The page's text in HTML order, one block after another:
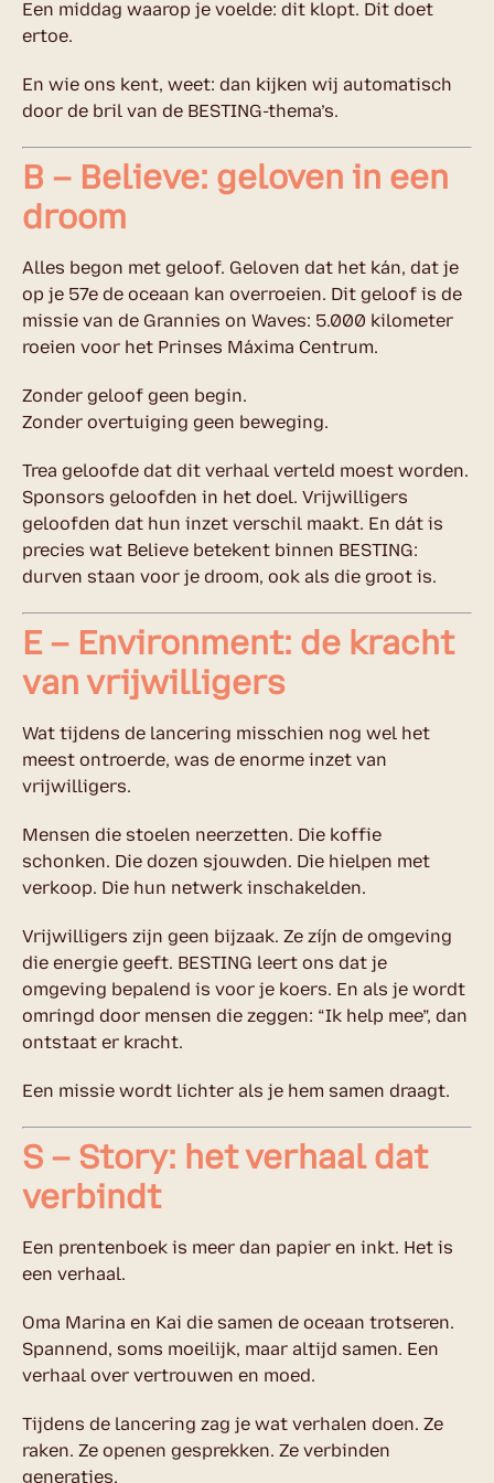
Een middag waarop je voelde: dit klopt. Dit doet
ertoe.
En wie ons kent, weet: dan kijken wij automatisch
door de bril van de BESTING-thema’s.
B – Believe: geloven in een
droom
Alles begon met geloof. Geloven dat het kán, dat je
op je 57e de oceaan kan overroeien. Dit geloof is de
missie van de Grannies on Waves: 5.000 kilometer
roeien voor het Prinses Máxima Centrum.
Zonder geloof geen begin.
Zonder overtuiging geen beweging.
Trea geloofde dat dit verhaal verteld moest worden.
Sponsors geloofden in het doel. Vrijwilligers
geloofden dat hun inzet verschil maakt. En dát is
precies wat Believe betekent binnen BESTING:
durven staan voor je droom, ook als die groot is.
E – Environment: de kracht
van vrijwilligers
Wat tijdens de lancering misschien nog wel het
meest ontroerde, was de enorme inzet van
vrijwilligers.
Mensen die stoelen neerzetten. Die koffie
schonken. Die dozen sjouwden. Die hielpen met
verkoop. Die hun netwerk inschakelden.
Vrijwilligers zijn geen bijzaak. Ze zíjn de omgeving
die energie geeft. BESTING leert ons dat je
omgeving bepalend is voor je koers. En als je wordt
omringd door mensen die zeggen: “Ik help mee”, dan
ontstaat er kracht.
Een missie wordt lichter als je hem samen draagt.
S – Story: het verhaal dat
verbindt
Een prentenboek is meer dan papier en inkt. Het is
een verhaal.
Oma Marina en Kai die samen de oceaan trotseren.
Spannend, soms moeilijk, maar altijd samen. Een
verhaal over vertrouwen en moed.
Tijdens de lancering zag je wat verhalen doen. Ze
raken. Ze openen gesprekken. Ze verbinden
generaties.